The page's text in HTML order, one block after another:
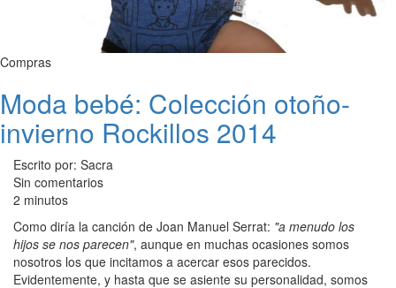
Compras
Moda bebé: Colección otoño-
invierno Rockillos 2014
Escrito por: Sacra
Sin comentarios
2 minutos
Como diría la canción de Joan Manuel Serrat: "a menudo los
hijos se nos parecen", aunque en muchas ocasiones somos
nosotros los que incitamos a acercar esos parecidos.
Evidentemente, y hasta que se asiente su personalidad, somos